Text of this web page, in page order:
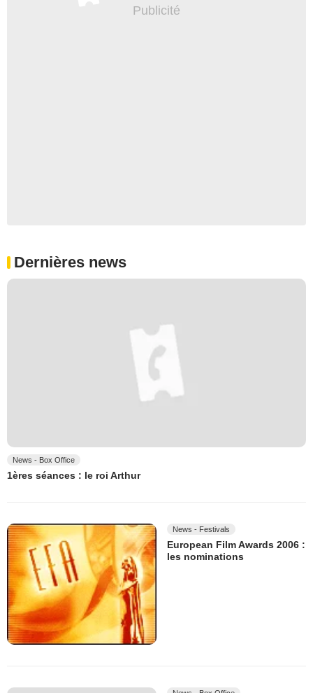
Dernières news
News - Box Office
1ères séances : le roi Arthur
News - Festivals
European Film Awards 2006 :
les nominations